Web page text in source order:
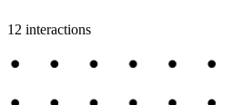
12 interactions